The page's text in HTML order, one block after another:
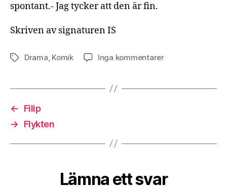
spontant.- Jag tycker att den är fin.
Skriven av signaturen IS
Etiketter
Drama Komik Inga kommentarertill
godmorgon!
←
Filip
→
Flykten
Lämna ett svar